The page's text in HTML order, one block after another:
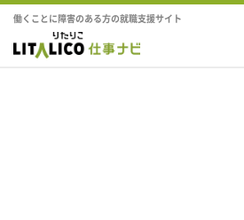
働くことに障害のある方の就職支援サイト